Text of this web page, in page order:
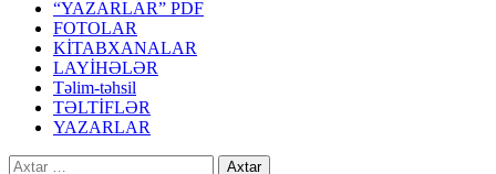
“YAZARLAR” PDF
FOTOLAR
KİTABXANALAR
LAYİHƏLƏR
Təlim-təhsil
TƏLTİFLƏR
YAZARLAR
Axtarış: